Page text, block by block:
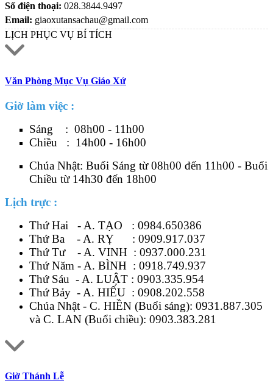
Số điện thoại: 028.3844.9497
Email: giaoxutansachau@gmail.com
LỊCH PHỤC VỤ BÍ TÍCH
Văn Phòng Mục Vụ Giáo Xứ
Giờ làm việc :
Sáng : 08h00 - 11h00
Chiều : 14h00 - 16h00
Chúa Nhật: Buổi Sáng từ 08h00 đến 11h00 - Buổi
Chiều từ 14h30 đến 18h00
Lịch trực :
Thứ Hai - A. TẠO : 0984.650386
Thứ Ba - A. RỴ : 0909.917.037
Thứ Tư - A. VINH : 0937.000.231
Thứ Năm - A. BÌNH : 0918.749.937
Thứ Sáu - A. LUẬT : 0903.335.954
Thứ Bảy - A. HIẾU : 0908.202.558
Chúa Nhật - C. HIỀN (Buổi sáng): 0931.887.305
và C. LAN (Buổi chiều): 0903.383.281
Giờ Thánh Lễ